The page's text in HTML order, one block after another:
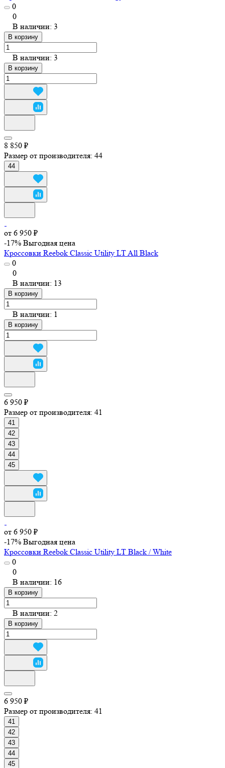
0
0
В наличии: 3
В корзину
В наличии: 3
В корзину
8 850 ₽
Размер от производителя: 44
44
от 6 950 ₽
-17% Выгодная цена
Кроссовки Reebok Classic Utility LT All Black
0
0
В наличии: 13
В корзину
В наличии: 1
В корзину
6 950 ₽
Размер от производителя: 41
41
42
43
44
45
от 6 950 ₽
-17% Выгодная цена
Кроссовки Reebok Classic Utility LT Black / White
0
0
В наличии: 16
В корзину
В наличии: 2
В корзину
6 950 ₽
Размер от производителя: 41
41
42
43
44
45